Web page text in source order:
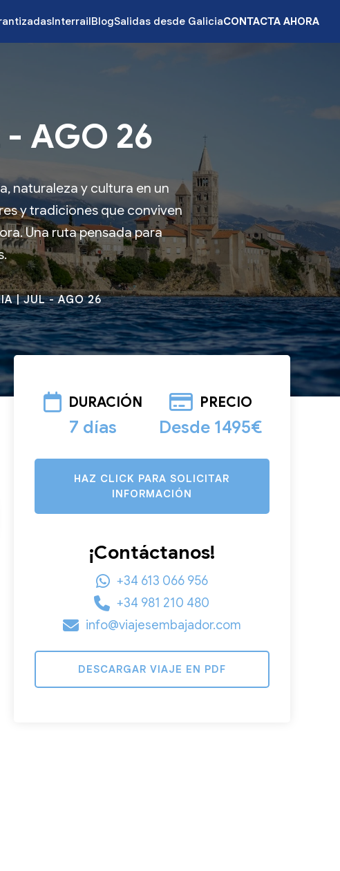
InterrailBlogSalidas desde GaliciaCONTACTA AHORA
- AGO 26
naturaleza y cultura en un
y tradiciones que conviven
Una ruta pensada para
| JUL - AGO 26
DURACIÓN
7 días
PRECIO
Desde 1495€
HAZ CLICK PARA SOLICITAR
INFORMACIÓN
¡Contáctanos!
+34 613 066 956
+34 981 210 480
info@viajesembajador.com
DESCARGAR VIAJE EN PDF